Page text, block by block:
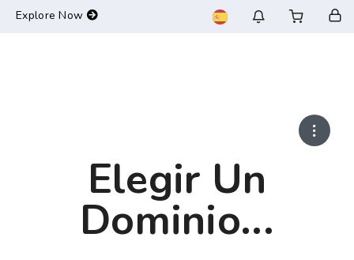
Explore Now
Elegir Un
Dominio...